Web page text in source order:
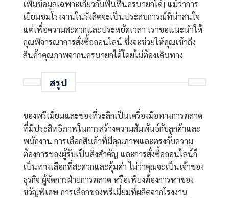
เพิ่มข้อมูลเฉพาะเกี่ยวกับพื้นที่นครนายกได้] แม้ว่าการ
เยี่ยมชมโรงงานในรังสิตจะเป็นประสบการณ์ที่น่าสนใจ
แต่เพื่อความสะดวกและประหยัดเวลา เราขอแนะนำให้
คุณพิจารณาการสั่งซื้อออนไลน์ ซึ่งจะช่วยให้คุณเข้าถึง
สินค้าคุณภาพจากนครนายกได้โดยไม่ต้องเดินทาง
สรุป
ของพรีเมี่ยมและของที่ระลึกเป็นเครื่องมือทางการตลาด
ที่มีประสิทธิภาพในการสร้างความสัมพันธ์กับลูกค้าและ
พนักงาน การเลือกสินค้าที่มีคุณภาพและตรงกับความ
ต้องการของผู้รับเป็นสิ่งสำคัญ และการสั่งซื้อออนไลน์ก็
เป็นทางเลือกที่สะดวกและคุ้มค่า ไม่ว่าคุณจะเป็นเจ้าของ
ธุรกิจ ผู้จัดการฝ่ายการตลาด หรือเพียงต้องการหาของ
ขวัญพิเศษ การเลือกของพรีเมี่ยมที่ผลิตจากโรงงาน